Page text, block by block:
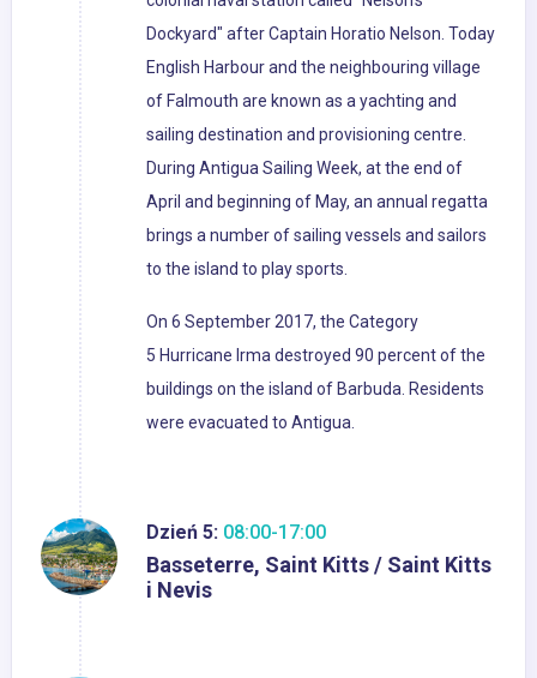
Dockyard" after Captain Horatio Nelson. Today
English Harbour and the neighbouring village
of Falmouth are known as a yachting and
sailing destination and provisioning centre.
During Antigua Sailing Week, at the end of
April and beginning of May, an annual regatta
brings a number of sailing vessels and sailors
to the island to play sports.
On 6 September 2017, the Category
5 Hurricane Irma destroyed 90 percent of the
buildings on the island of Barbuda. Residents
were evacuated to Antigua.
Dzień 5: 08:00-17:00
Basseterre, Saint Kitts / Saint Kitts
i Nevis